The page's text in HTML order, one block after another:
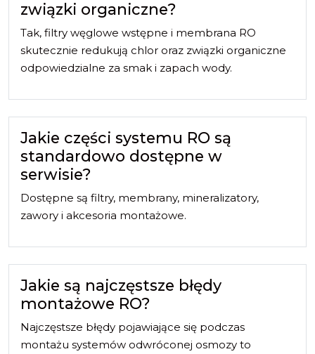
związki organiczne?
Tak, filtry węglowe wstępne i membrana RO
skutecznie redukują chlor oraz związki organiczne
odpowiedzialne za smak i zapach wody.
Jakie części systemu RO są
standardowo dostępne w
serwisie?
Dostępne są filtry, membrany, mineralizatory,
zawory i akcesoria montażowe.
Jakie są najczęstsze błędy
montażowe RO?
Najczęstsze błędy pojawiające się podczas
montażu systemów odwróconej osmozy to